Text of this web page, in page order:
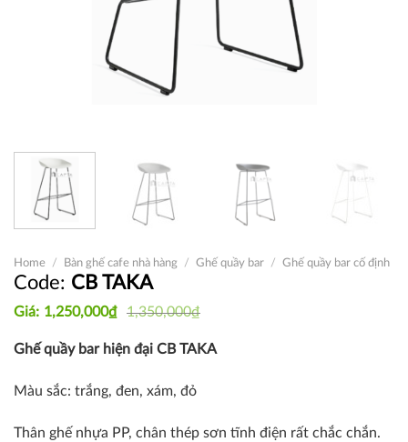
Home / Bàn ghế cafe nhà hàng / Ghế quầy bar / Ghế quầy bar cố định
CB TAKA
1,350,000₫
Original
was:
1,350,000₫.
1,250,000₫
Current
is:
1,250,000₫.
Ghế quầy bar hiện đại CB TAKA
Màu sắc: trắng, đen, xám, đỏ
Thân ghế nhựa PP, chân thép sơn tĩnh điện rất chắc chắn.